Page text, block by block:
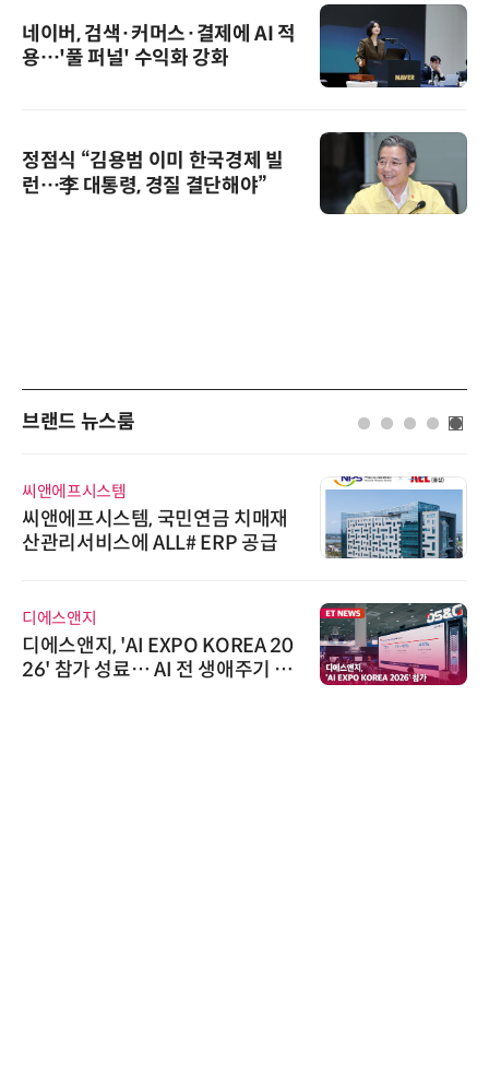
네이버, 검색·커머스·결제에 AI 적
용…'풀 퍼널' 수익화 강화
정점식 “김용범 이미 한국경제 빌
런…李 대통령, 경질 결단해야”
브랜드 뉴스룸
씨앤에프시스템
씨앤에프시스템, 국민연금 치매재
산관리서비스에 ALL# ERP 공급
디에스앤지
디에스앤지, 'AI EXPO KOREA 20
26' 참가 성료… AI 전 생애주기 아